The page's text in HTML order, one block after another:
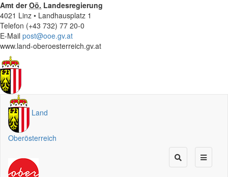
Amt derOö. Landesregierung
4021 Linz • Landhausplatz 1
Telefon (+43 732) 77 20-0
E-Mail post@ooe.gv.at
www.land-oberoesterreich.gv.at
Land
Oberösterreich